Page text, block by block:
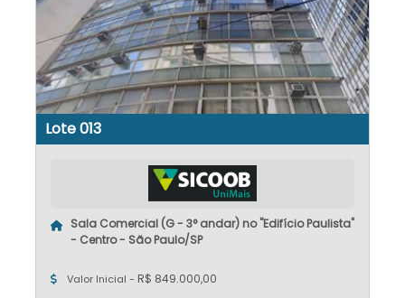
Lote 013
Sala Comercial (G - 3° andar) no "Edifício Paulista"
- Centro - São Paulo/SP
Valor Inicial - R$ 849.000,00